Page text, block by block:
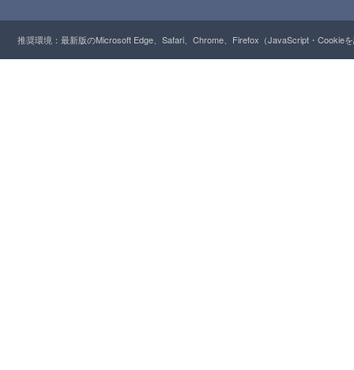
推奨環境：最新版のMicrosoft Edge、Safari、Chrome、Firefox（JavaScript・Cookie